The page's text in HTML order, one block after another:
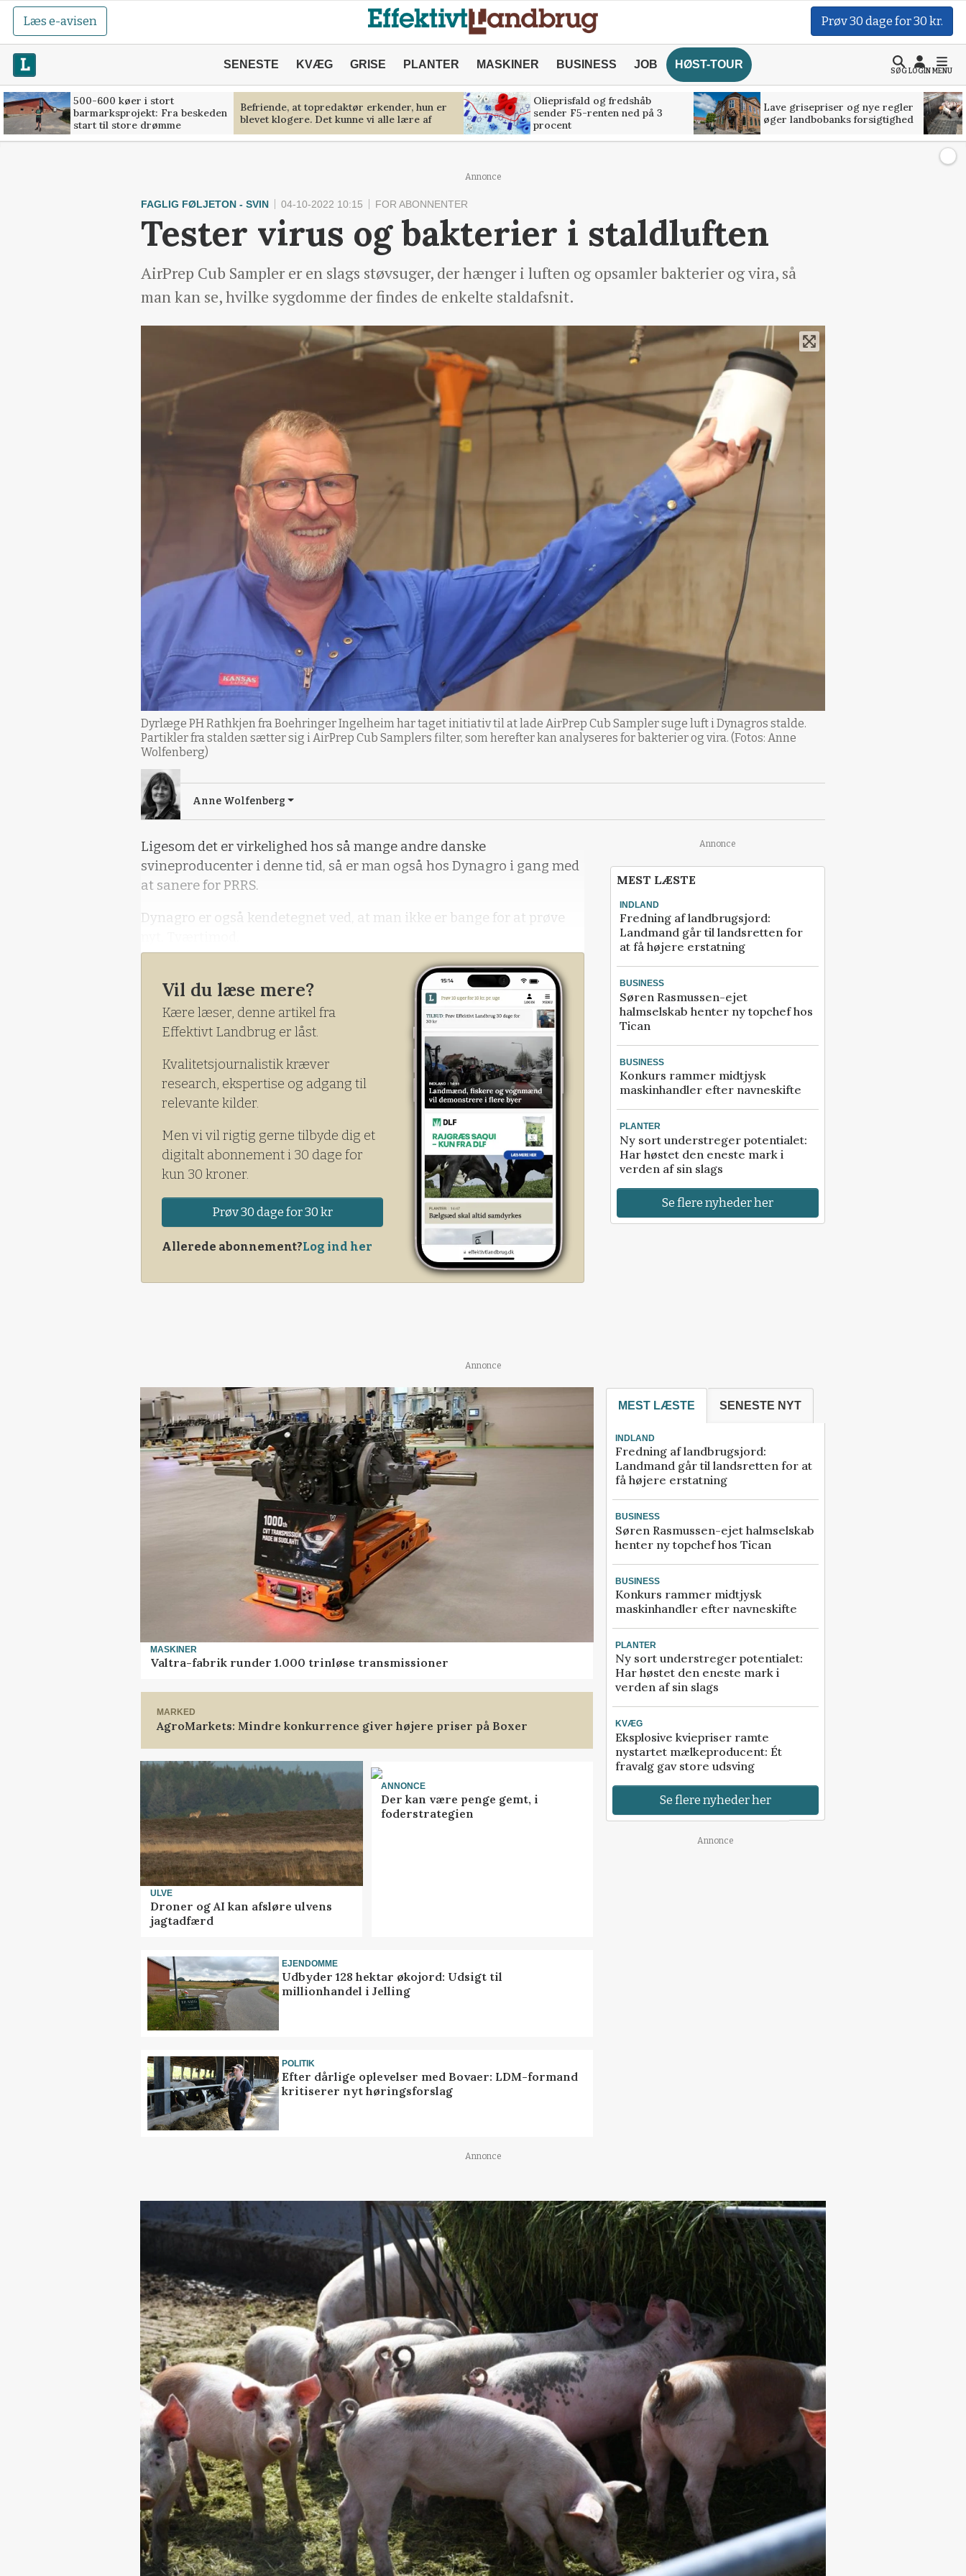
Læs e-avisen Prøv 30 dage for 30 kr.
SENESTE KVÆG GRISE PLANTER MASKINER BUSINESS JOB HØST-TOUR
SØGLOGINMENU
500-600 køer i stort
barmarksprojekt: Fra beskeden
start til store drømme
Befriende, at topredaktør erkender, hun er
blevet klogere. Det kunne vi alle lære af
Olieprisfald og fredshåb
sender F5-renten ned på 3
procent
Lave grisepriser og nye regler
øger landbobanks forsigtighed
Annonce
FAGLIG FØLJETON - SVIN 04-10-2022 10:15 FOR ABONNENTER
Tester virus og bakterier i staldluften
AirPrep Cub Sampler er en slags støvsuger, der hænger i luften og opsamler bakterier og vira, så
man kan se, hvilke sygdomme der findes de enkelte staldafsnit.
Dyrlæge PH Rathkjen fra Boehringer Ingelheim har taget initiativ til at lade AirPrep Cub Sampler suge luft i Dynagros stalde.
Partikler fra stalden sætter sig i AirPrep Cub Samplers filter, som herefter kan analyseres for bakterier og vira. (Fotos: Anne
Wolfenberg)
Anne Wolfenberg
Ligesom det er virkelighed hos så mange andre danske
svineproducenter i denne tid, så er man også hos Dynagro i gang med
at sanere for PRRS.
Dynagro er også kendetegnet ved, at man ikke er bange for at prøve
Vil du læse mere?
Kære læser, denne artikel fra
Effektivt Landbrug er låst.
Kvalitetsjournalistik kræver
research, ekspertise og adgang til
relevante kilder.
Men vi vil rigtig gerne tilbyde dig et
digitalt abonnement i 30 dage for
kun 30 kroner.
Prøv 30 dage for 30 kr
Allerede abonnement?Log ind her
Annonce
MEST LÆSTE
INDLAND
Fredning af landbrugsjord:
Landmand går til landsretten for
at få højere erstatning
BUSINESS
Søren Rasmussen-ejet
halmselskab henter ny topchef hos
Tican
BUSINESS
Konkurs rammer midtjysk
maskinhandler efter navneskifte
PLANTER
Ny sort understreger potentialet:
Har høstet den eneste mark i
verden af sin slags
Se flere nyheder her
Annonce
MASKINER
Valtra-fabrik runder 1.000 trinløse transmissioner
MARKED
AgroMarkets: Mindre konkurrence giver højere priser på Boxer
ULVE
Droner og AI kan afsløre ulvens
jagtadfærd
ANNONCE
Der kan være penge gemt, i
foderstrategien
EJENDOMME
Udbyder 128 hektar økojord: Udsigt til
millionhandel i Jelling
POLITIK
Efter dårlige oplevelser med Bovaer: LDM-formand
kritiserer nyt høringsforslag
MEST LÆSTE SENESTE NYT
INDLAND
Fredning af landbrugsjord:
Landmand går til landsretten for at
få højere erstatning
BUSINESS
Søren Rasmussen-ejet halmselskab
henter ny topchef hos Tican
BUSINESS
Konkurs rammer midtjysk
maskinhandler efter navneskifte
PLANTER
Ny sort understreger potentialet:
Har høstet den eneste mark i
verden af sin slags
KVÆG
Eksplosive kviepriser ramte
nystartet mælkeproducent: Ét
fravalg gav store udsving
Se flere nyheder her
Annonce
Annonce